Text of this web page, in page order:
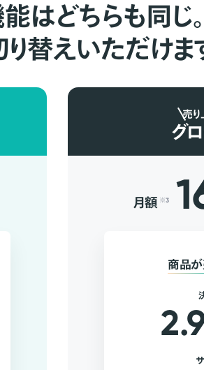
はどちらも同じ。
替えいただけま
売
グ
月額 ※3
商品が